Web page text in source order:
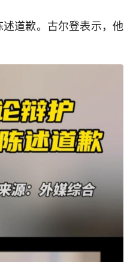
道歉。古尔登表示，他